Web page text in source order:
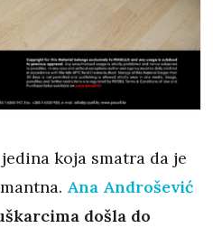
koja smatra da je
Ana Androšević
došla do